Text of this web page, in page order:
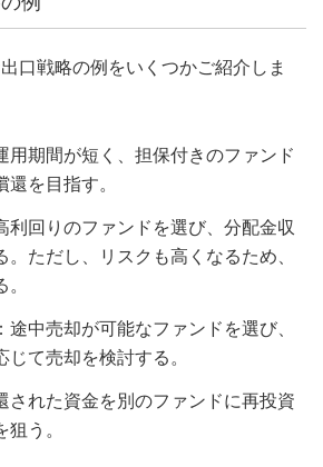
口戦略の例をいくつかご紹介しま
用期間が短く、担保付きのファンド
還を目指す。
利回りのファンドを選び、分配金収
。ただし、リスクも高くなるため、
：途中売却が可能なファンドを選び、
じて売却を検討する。
された資金を別のファンドに再投資
狙う。